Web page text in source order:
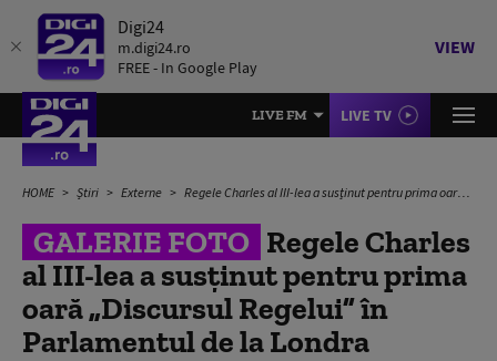
Digi24
m.digi24.ro
FREE - In Google Play
VIEW
LIVE FM LIVE TV
HOME Știri Externe Regele Charles al III-lea a susținut pentru prima oară „Discursul Regelui” în Parlamentul de la Londra
GALERIE FOTO Regele Charles
al III-lea a susținut pentru prima
oară „Discursul Regelui” în
Parlamentul de la Londra